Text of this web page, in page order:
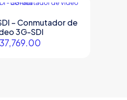
– Conmutador de
3G-SDI
37,769.00